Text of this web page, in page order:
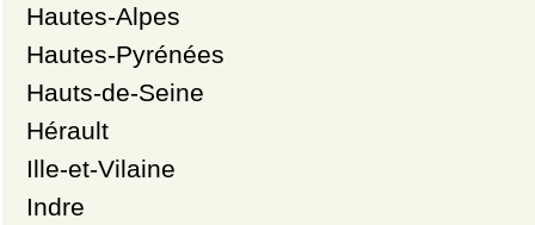
Hautes-Alpes
Hautes-Pyrénées
Hauts-de-Seine
Hérault
Ille-et-Vilaine
Indre